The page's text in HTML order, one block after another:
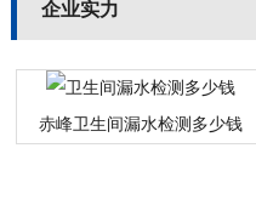
企业实力
赤峰卫生间漏水检测多少钱